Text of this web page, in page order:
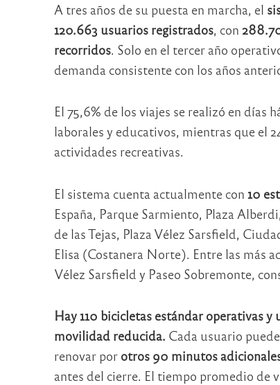
A tres años de su puesta en marcha, el
120.663 usuarios registrados, con
recorridos. Solo en el tercer año
demanda consistente con los años
El 75,6% de los viajes se realizó en días
laborales y educativos, mientras que el
actividades recreativas.
El sistema cuenta actualmente con 10
España, Parque Sarmiento, Plaza
de las Tejas, Plaza Vélez Sarsfield,
Elisa (Costanera Norte). Entre las más
Vélez Sarsfield y Paseo Sobremonte,
Hay 110 bicicletas estándar operativas
movilidad reducida. Cada usuario
renovar por otros 90 minutos
antes del cierre. El tiempo promedio de